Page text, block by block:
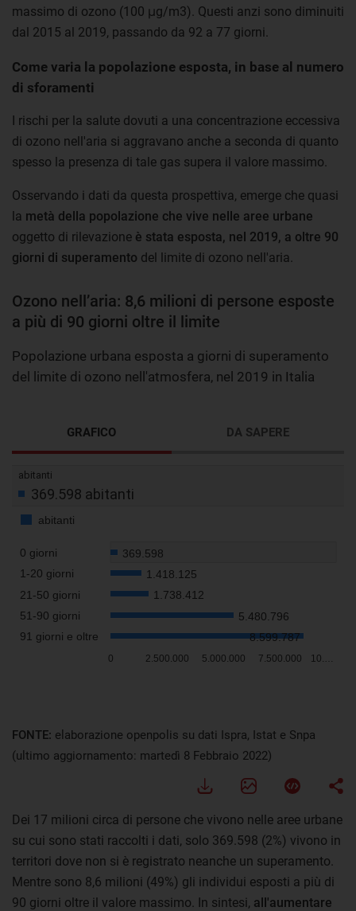
massimo di ozono (100 μg/m3). Questi anzi sono diminuiti
dal 2015 al 2019, passando da 92 a 77 giorni.
Come varia la popolazione esposta, in base al numero
di sforamenti
I rischi per la salute dovuti a una concentrazione eccessiva
di ozono nell'aria si aggravano anche a seconda di quanto
spesso la presenza di tale gas supera il valore massimo.
Osservando i dati da questa prospettiva, emerge che quasi
la metà della popolazione che vive nelle aree urbane
oggetto di rilevazione è stata esposta, nel 2019, a oltre 90
giorni di superamento del limite di ozono nell'aria.
Ozono nell’aria: 8,6 milioni di persone esposte
a più di 90 giorni oltre il limite
Popolazione urbana esposta a giorni di superamento
del limite di ozono nell'atmosfera, nel 2019 in Italia
GRAFICO DA SAPERE
FONTE: elaborazione openpolis su dati Ispra, Istat e Snpa
(ultimo aggiornamento: martedì 8 Febbraio 2022)
Dei 17 milioni circa di persone che vivono nelle aree urbane
su cui sono stati raccolti i dati, solo 369.598 (2%) vivono in
territori dove non si è registrato neanche un superamento.
Mentre sono 8,6 milioni (49%) gli individui esposti a più di
90 giorni oltre il valore massimo. In sintesi, all'aumentare